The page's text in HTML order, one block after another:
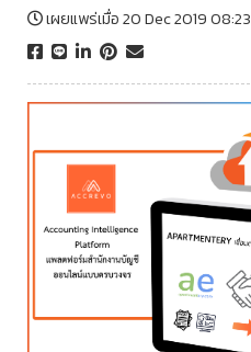
เผยแพร่เมื่อ 20 Dec 2019 08:23